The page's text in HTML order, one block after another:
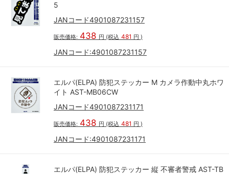
5
JANコード4901087231157
販売価格: 438 円 (税込 481 円 )
JANコード:4901087231157
エルパ(ELPA) 防犯ステッカー M カメラ作動中丸ホワ
イト AST-MB06CW
JANコード4901087231171
販売価格: 438 円 (税込 481 円 )
JANコード:4901087231171
エルパ(ELPA) 防犯ステッカー 縦 不審者警戒 AST-TB